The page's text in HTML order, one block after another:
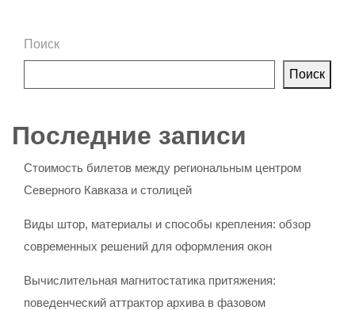
Поиск
Поиск
Последние записи
Стоимость билетов между региональным центром
Северного Кавказа и столицей
Виды штор, материалы и способы крепления: обзор
современных решений для оформления окон
Вычислительная магнитостатика притяжения:
поведенческий аттрактор архива в фазовом